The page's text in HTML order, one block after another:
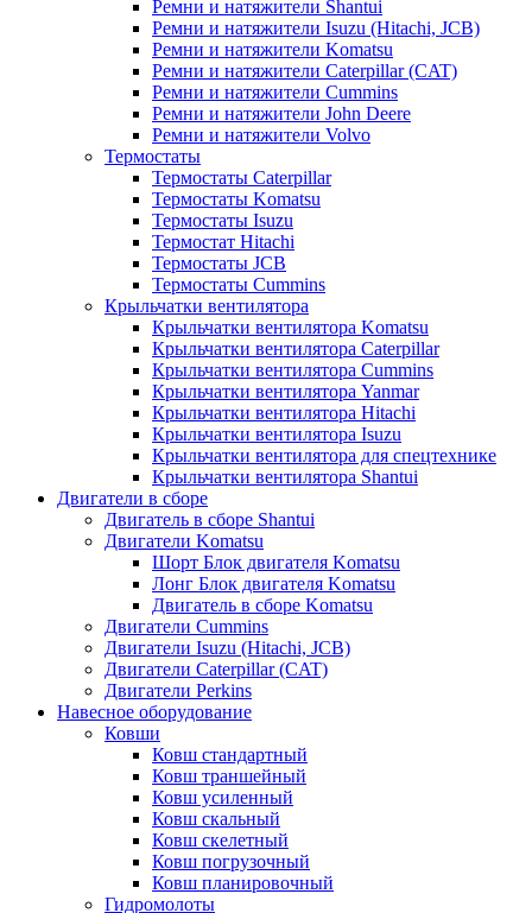
Ремни и натяжители Shantui
Ремни и натяжители Isuzu (Hitachi, JCB)
Ремни и натяжители Komatsu
Ремни и натяжители Caterpillar (CAT)
Ремни и натяжители Cummins
Ремни и натяжители John Deere
Ремни и натяжители Volvo
Термостаты
Термостаты Caterpillar
Термостаты Komatsu
Термостаты Isuzu
Термостат Hitachi
Термостаты JCB
Термостаты Cummins
Крыльчатки вентилятора
Крыльчатки вентилятора Komatsu
Крыльчатки вентилятора Caterpillar
Крыльчатки вентилятора Cummins
Крыльчатки вентилятора Yanmar
Крыльчатки вентилятора Hitachi
Крыльчатки вентилятора Isuzu
Крыльчатки вентилятора для спецтехнике
Крыльчатки вентилятора Shantui
Двигатели в сборе
Двигатель в сборе Shantui
Двигатели Komatsu
Шорт Блок двигателя Komatsu
Лонг Блок двигателя Komatsu
Двигатель в сборе Komatsu
Двигатели Cummins
Двигатели Isuzu (Hitachi, JCB)
Двигатели Caterpillar (CAT)
Двигатели Perkins
Навесное оборудование
Ковши
Ковш стандартный
Ковш траншейный
Ковш усиленный
Ковш скальный
Ковш скелетный
Ковш погрузочный
Ковш планировочный
Гидромолоты